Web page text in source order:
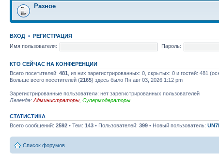
Разное
ВХОД • РЕГИСТРАЦИЯ
Имя пользователя:
Пароль:
КТО СЕЙЧАС НА КОНФЕРЕНЦИИ
Всего посетителей: 481 , из них зарегистрированных: 0, скрытых: 0 и гостей: 481
Больше всего посетителей (2165) здесь было Пн авг 03, 2026 1:12 pm
Зарегистрированные пользователи: нет зарегистрированных пользователей
Легенда: Администраторы Супермодераторы
СТАТИСТИКА
Всего сообщений: 2592 • Тем: 143 • Пользователей: 399 • Новый пользователь:
Список форумов